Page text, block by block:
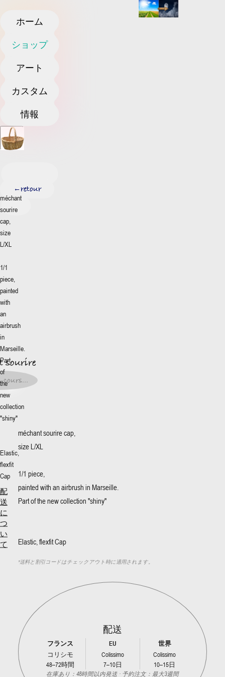
ホーム
ショップ
アート
カスタム
情報
←retour
*
ズ:
en
méchant
sourire
cap,
size
L/XL
1/1
piece,
painted
with
an
airbrush
in
Marseille.
Part
of
the
new
collection
"shiny"
Elastic,
flexfit
Cap
配
送
に
つ
い
て
sourire
*
cours...
méchant sourire cap,
size L/XL
1/1 piece,
painted with an airbrush in Marseille.
Part of the new collection "shiny"
Elastic, flexfit Cap
*送料と割引コードはチェックアウト時に適用されます。
配送
フランス
コリシモ
48–72時間
EU
Colissimo
7–10日
世界
Colissimo
10–15日
在庫あり：48時間以内発送 · 予約注文：最大3週間